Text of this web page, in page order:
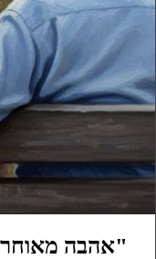
"אהבה